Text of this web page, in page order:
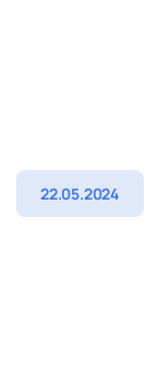
22.05.2024